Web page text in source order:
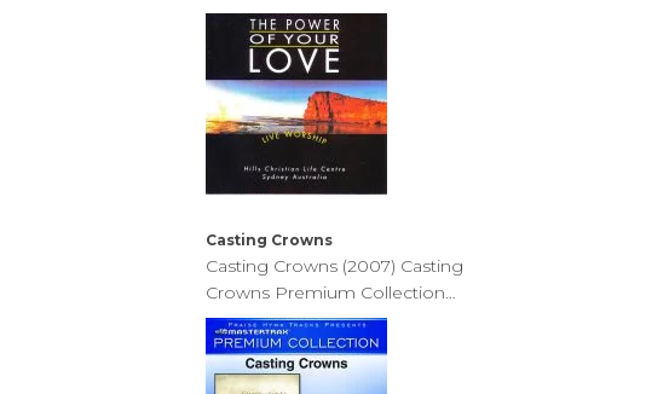
Casting Crowns
Casting Crowns (2007) Casting
Crowns Premium Collection
[Performance Tracks]